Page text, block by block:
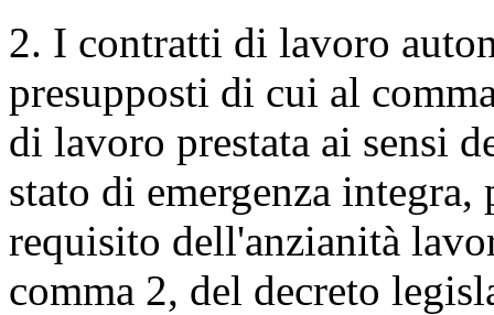
2. I contratti di lavoro
presupposti di cui al
di lavoro prestata ai sensi
stato di emergenza
requisito dell'anzianità
comma 2, del decreto